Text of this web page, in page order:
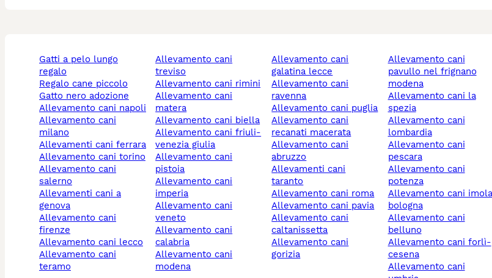
gatti a pelo lungo
regalo
regalo cane piccolo
gatto nero adozione
allevamento cani napoli
allevamento cani
milano
allevamenti cani ferrara
allevamento cani torino
allevamento cani
salerno
allevamenti cani a
genova
allevamento cani
firenze
allevamento cani lecco
allevamento cani
teramo
allevamento cani
treviso
allevamento cani rimini
allevamento cani
matera
allevamento cani biella
allevamento cani friuli-
venezia giulia
allevamento cani
pistoia
allevamento cani
imperia
allevamento cani
veneto
allevamento cani
calabria
allevamento cani
modena
allevamento cani
galatina lecce
allevamento cani
ravenna
allevamento cani puglia
allevamento cani
recanati macerata
allevamento cani
abruzzo
allevamenti cani
taranto
allevamento cani roma
allevamento cani pavia
allevamento cani
caltanissetta
allevamento cani
gorizia
allevamento cani
pavullo nel frignano
modena
allevamento cani la
spezia
allevamento cani
lombardia
allevamento cani
pescara
allevamento cani
potenza
allevamento cani imola
bologna
allevamento cani
belluno
allevamento cani forlì-
cesena
allevamento cani